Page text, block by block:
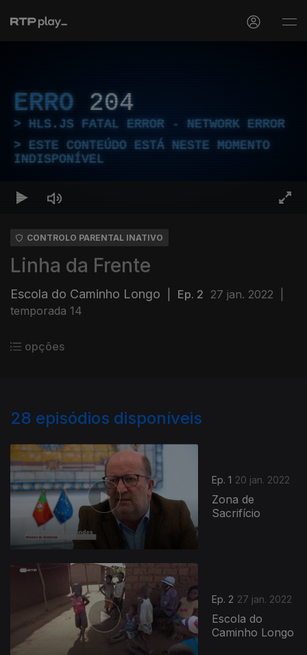
ERRO 204
HLS.JS FATAL ERROR - NETWORK ERROR
ESTE CONTEÚDO ESTÁ NESTE MOMENTO
INDISPONÍVEL
CONTROLO PARENTAL INATIVO
Linha da Frente
Escola do Caminho Longo Ep. 2 27 jan. 2022
temporada 14
opções
28 episódios disponíveis
Ep. 1 20 jan. 2022
Zona de
Sacrifício
Ep. 2 27 jan. 2022
Escola do
Caminho Longo